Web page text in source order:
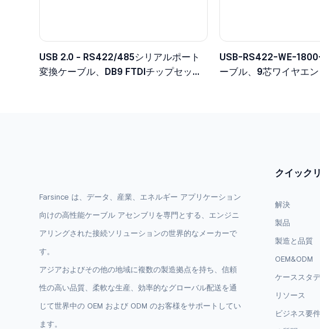
USB 2.0 - RS422/485シリアルポート
変換ケーブル、DB9 FTDIチップセット
USB-RS422-WE-
ーブル、9芯ワイヤエン
Farsince は、データ、産業、エネルギー アプリケーション
向けの高性能ケーブル アセンブリを専門とする、エンジニ
アリングされた接続ソリューションの世界的なメーカーで
す。
アジアおよびその他の地域に複数の製造拠点を持ち、信頼
性の高い品質、柔軟な生産、効率的なグローバル配送を通
じて世界中の OEM および ODM のお客様をサポ​​ートしてい
ます。
クイック
解決
製品
製造と品質
OEM&ODM
ケーススタ
リソース
ビジネス要